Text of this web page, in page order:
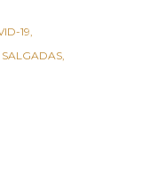
19
SALGADAS